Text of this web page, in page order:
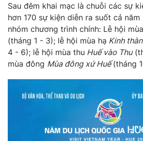
Chất lượng cuộc sống
Học trực tuyến
Công nghệ
Hitech Công nghệ tương lai
Sản phẩm
Thị trường
Giao lưu trực tuyến
Lịch phát sóng
Chuyên mục khác
Podcast
Sau đêm khai mạc là chuỗi các sự
hơn 170 sự kiện diễn ra suốt cả
nhóm chương trình chính: Lễ hội
(tháng 1 - 3); lễ hội mùa hạ Kinh
4 - 6); lễ hội mùa thu Huế vào Thu
mùa đông Mùa đông xứ Huế(tháng